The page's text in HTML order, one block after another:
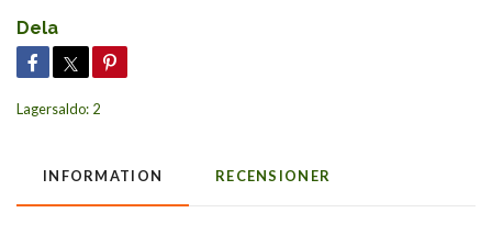
Dela
Lagersaldo: 2
INFORMATION RECENSIONER